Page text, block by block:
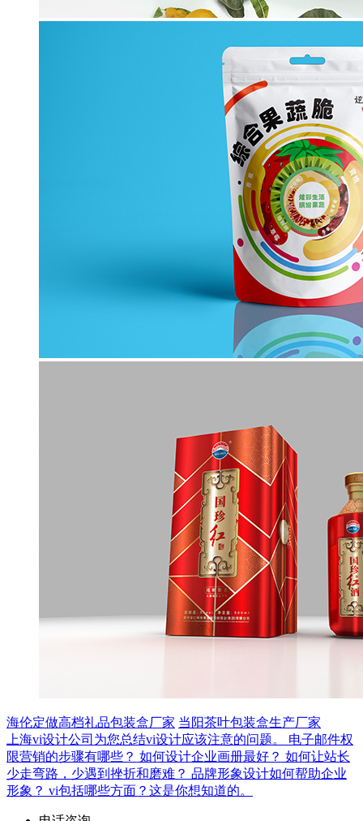
海伦定做高档礼品包装盒厂家 当阳茶叶包装盒生产厂家
上海vi设计公司为您总结vi设计应该注意的问题。 电子邮件权
限营销的步骤有哪些？ 如何设计企业画册最好？ 如何让站长
少走弯路，少遇到挫折和磨难？ 品牌形象设计如何帮助企业
形象？ vi包括哪些方面？这是你想知道的。